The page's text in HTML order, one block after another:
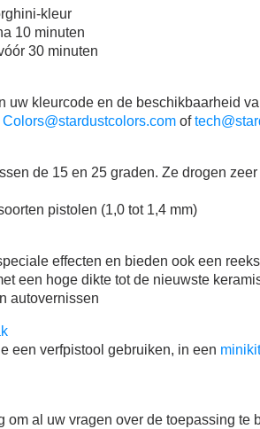
kleur
10 minuten
30 minuten
uw kleurcode en de beschikbaarheid
Colors@stardustcolors.com of
de 15 en 25 graden. Ze drogen
pistolen (1,0 tot 1,4 mm)
effecten en bieden ook een
een hoge dikte tot de nieuwste
autovernissen
een verfpistool gebruiken, in een
om al uw vragen over de toepassing te